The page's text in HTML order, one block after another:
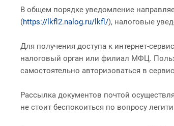
В общем порядке уведомление
(https://lkfl2.nalog.ru/lkfl/), налоговые
Для получения доступа к интернет-
налоговый орган или филиал МФЦ.
самостоятельно авторизоваться в
Рассылка документов почтой
не стоит беспокоиться по вопросу